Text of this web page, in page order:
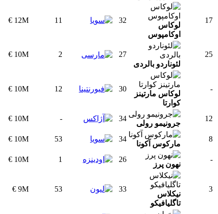
17
لوکاس
اوکامپوس
32
11
12M €
25
لئوناردو بالردی
27
2
10M €
-
لوکاس مارتینز
کوارتا
30
12
10M €
12
جرونیمو رولی
34
-
10M €
8
مارکوس آکونا
34
53
10M €
-
نهون پرز
26
1
10M €
3
نیکلاس
تاگلیافیکو
33
53
9M €